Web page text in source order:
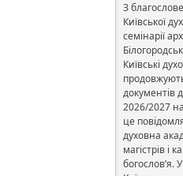
З
Київської
семінарії
Київські
документів
2026/2027
це
духовна
магістрів і
богослов’я.